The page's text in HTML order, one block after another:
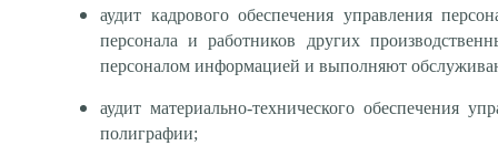
аудит кадрового обеспечения управления
персонала и работников других
персоналом информацией и выполняют
аудит материально-технического обеспечения
полиграфии;